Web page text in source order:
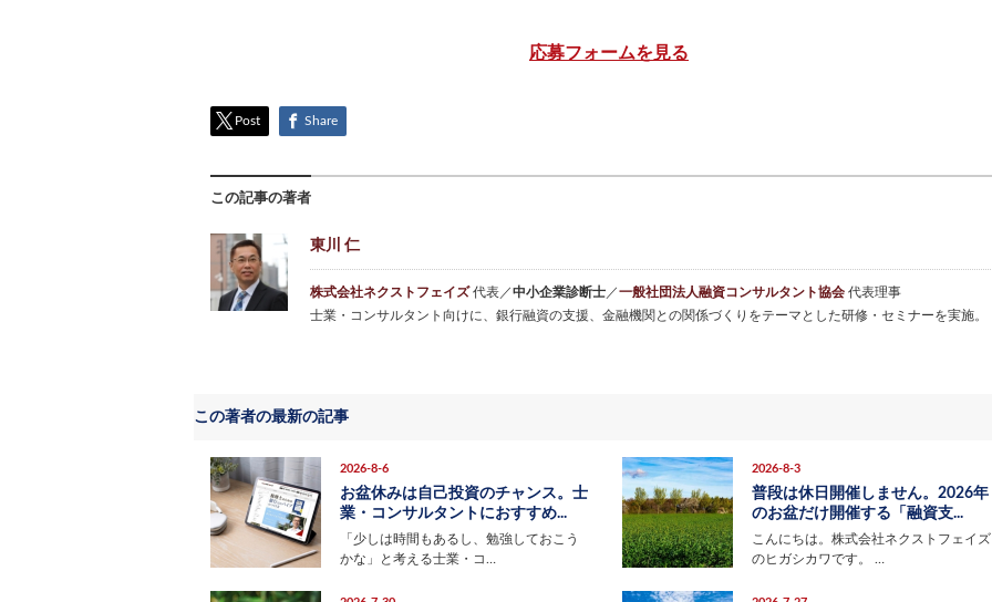
応募フォームを見る
Post Share
この記事の著者
東川 仁
株式会社ネクストフェイズ代表／中小企業診断士 ／一般社団法人融資コンサルタント協会 代表理事
士業・コンサルタント向けに、銀行融資の支援、金融機関との関係づくりをテーマとした研修・セミナーを実施。
この著者の最新の記事
2026-8-6
お盆休みは自己投資のチャンス。士
業・コンサルタントにおすすめ...
「少しは時間もあるし、勉強しておこう
かな」と考える士業・コ…
2026-8-3
普段は休日開催しません。2026年
のお盆だけ開催する「融資支...
こんにちは。株式会社ネクストフェイズ
のヒガシカワです。 …